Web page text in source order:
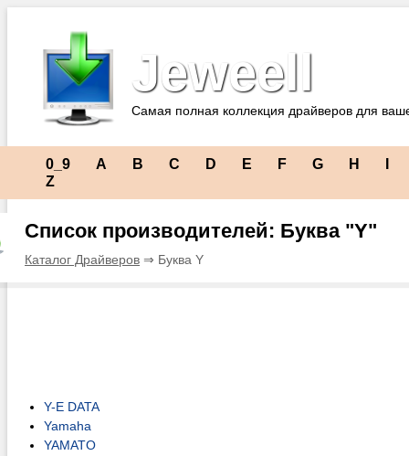
Jeweell
Самая полная коллекция драйверов для
0_9 A B C D E F G H
Z
Список производителей: Буква "Y"
Каталог Драйверов ⇒ Буква Y
Y-E DATA
Yamaha
YAMATO